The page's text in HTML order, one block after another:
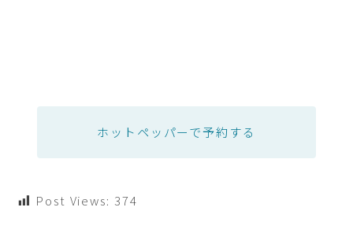
ホットペッパーで予約する
Post Views: 374